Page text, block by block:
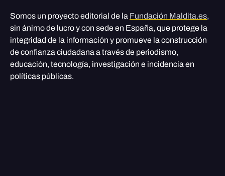
Somos un proyecto editorial de la Fundación Maldita.es,
sin ánimo de lucro y con sede en España, que protege la
integridad de la información y promueve la construcción
de confianza ciudadana a través de periodismo,
educación, tecnología, investigación e incidencia en
políticas públicas.